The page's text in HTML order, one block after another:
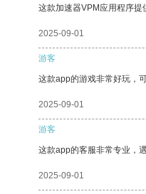
这款加速器VPM应用程序提
2025-09-01
游客
这款app的游戏非常好玩，
2025-09-01
游客
这款app的客服非常专业，
2025-09-01